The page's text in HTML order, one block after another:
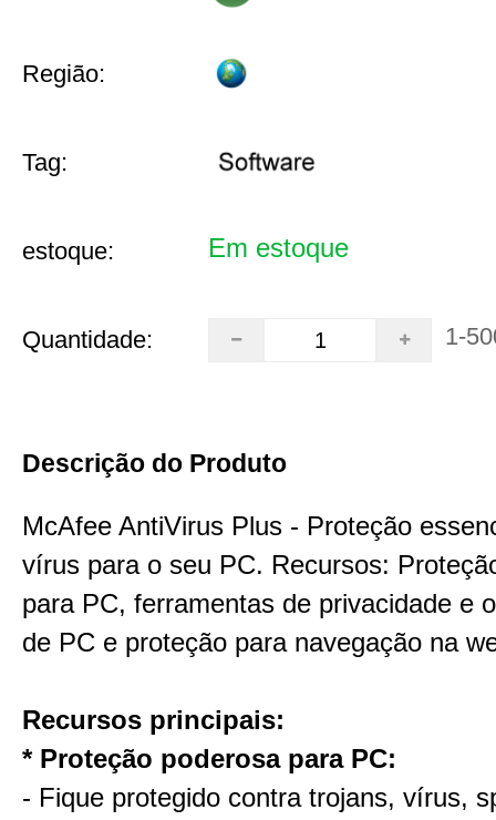
Região:
Tag:
estoque: Em estoque
Quantidade: 1-
Descrição do Produto
McAfee AntiVirus Plus - Proteção
vírus para o seu PC. Recursos:
para PC, ferramentas de privacidade e
de PC e proteção para navegação na
Recursos principais:
* Proteção poderosa para PC:
- Fique protegido contra trojans, vírus,